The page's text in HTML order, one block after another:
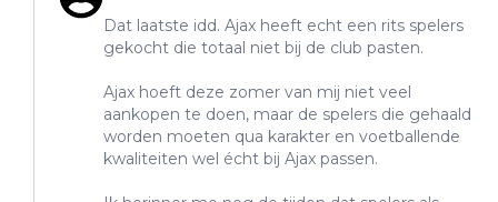
Dat laatste idd. Ajax heeft echt een rits spelers
gekocht die totaal niet bij de club pasten.
Ajax hoeft deze zomer van mij niet veel
aankopen te doen, maar de spelers die gehaald
worden moeten qua karakter en voetballende
kwaliteiten wel écht bij Ajax passen.